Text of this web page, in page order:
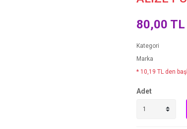
80,00 TL
Kategori
Marka
* 10,19 TL den
Adet